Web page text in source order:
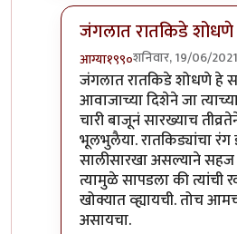
जंगलात रातकिडे
आग्या१९९०शनिवार, 19/06/
In reply toमस्त....!by
जंगलात रातकिडे शोधणे हे
आवाजाच्या दिशेने जा
चारी बाजूनं सारख्याच
भूलभुलैया. रातकिड्यांचा रंग
सालीसारखा असल्याने सहज
त्यामुळे सापडला की त्यांची
खोक्यात व्ह्यायची. तोच
असायचा.